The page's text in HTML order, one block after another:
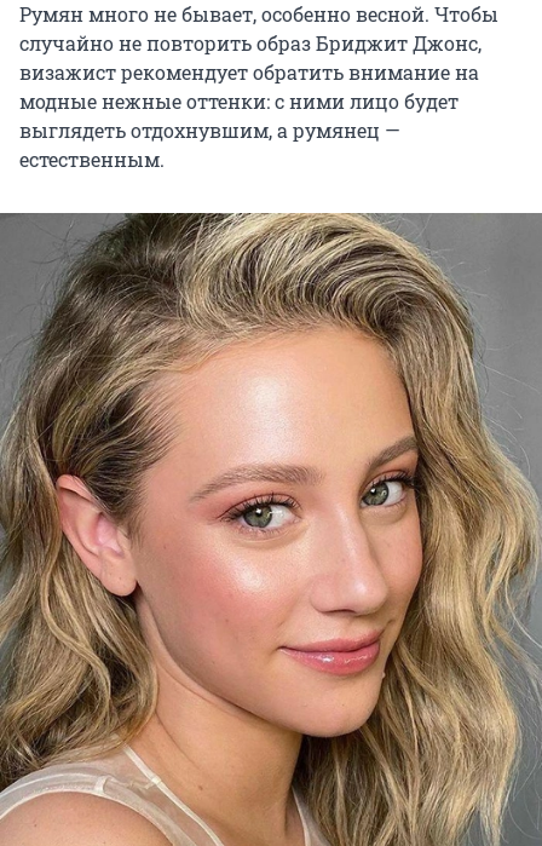
Румян много не бывает, особенно весной. Чтобы
случайно не повторить образ Бриджит Джонс,
визажист рекомендует обратить внимание на
модные нежные оттенки: с ними лицо будет
выглядеть отдохнувшим, а румянец —
естественным.